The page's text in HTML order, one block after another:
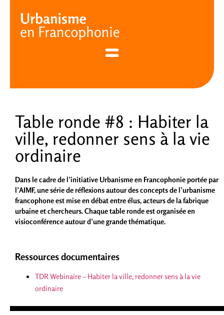
Table ronde #8 : Habiter la
ville, redonner sens à la vie
ordinaire
Dans le cadre de l’initiative Urbanisme en Francophonie portée par
l’AIMF, une série de réflexions autour des concepts de l’urbanisme
francophone est mise en débat entre élus, acteurs de la fabrique
urbaine et chercheurs. Chaque table ronde est organisée en
visioconférence autour d’une grande thématique.
Ressources documentaires
TDR Webinaire – Habiter la ville, redonner sens à la vie
ordinaire